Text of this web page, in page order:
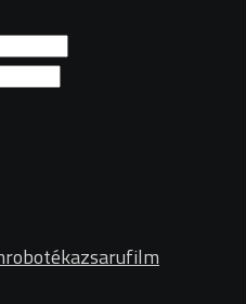
robotékazsarufilm